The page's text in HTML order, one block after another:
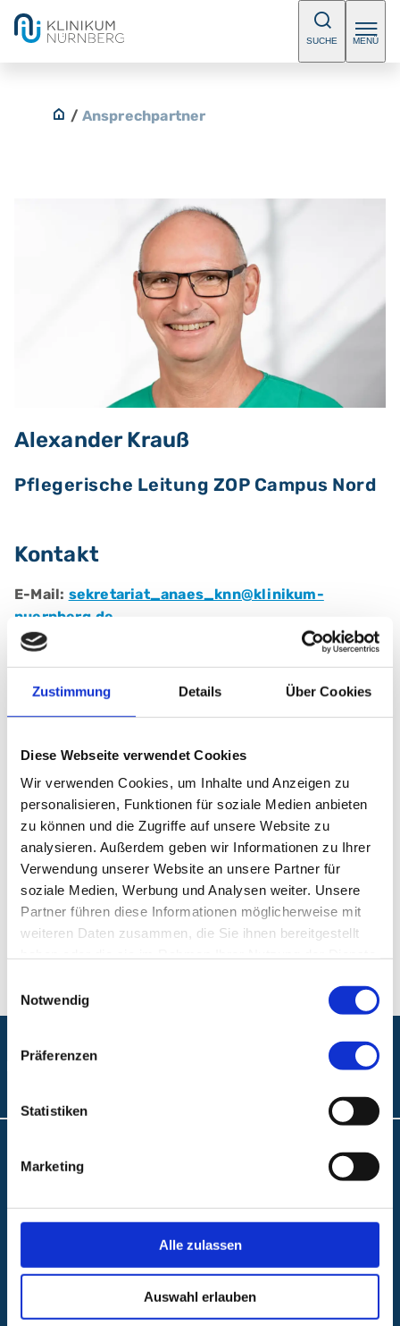
Zustimmung Details Über Cookies
Diese Webseite verwendet Cookies
Wir verwenden Cookies, um Inhalte und Anzeigen zu
personalisieren, Funktionen für soziale Medien anbieten
zu können und die Zugriffe auf unsere Website zu
analysieren. Außerdem geben wir Informationen zu Ihrer
Verwendung unserer Website an unsere Partner für
soziale Medien, Werbung und Analysen weiter. Unsere
Partner führen diese Informationen möglicherweise mit
weiteren Daten zusammen, die Sie ihnen bereitgestellt
Notwendig
Präferenzen
Statistiken
Marketing
Alle zulassen
Auswahl erlauben
SUCHE MENÜ
/ Ansprechpartner
Alexander Krauß
Pflegerische Leitung ZOP Campus Nord
Kontakt
E-Mail: sekretariat_anaes_knn@klinikum-
nuernberg.de
Telefon:
Prof.-Ernst-Nathan-Str. 1
90419 Nürnberg
E-Mail: anaesthesie@klinikum-nuernberg.de
Telefon: +49 (0) 911 398-3678
Anfahrt und Lageplan
ABC Ambulantes BehandlungsCentrum
Klinikum Nürnberg
Krankenhäuser Nürnberger Land